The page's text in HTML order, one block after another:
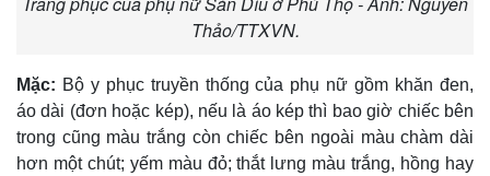
Thảo/TTXVN.
Mặc: Bộ y phục truyền thống của phụ nữ gồm khăn đen,
áo dài (đơn hoặc kép), nếu là áo kép thì bao giờ chiếc bên
trong cũng màu trắng còn chiếc bên ngoài màu chàm dài
hơn một chút; yếm màu đỏ; thắt lưng màu trắng, hồng hay